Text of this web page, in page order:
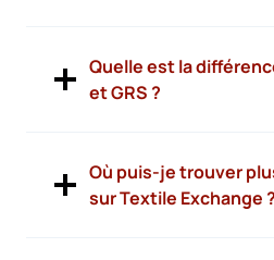
Quelle est la
et GRS ?
Où puis-je trouver
sur Textile Exchange ?